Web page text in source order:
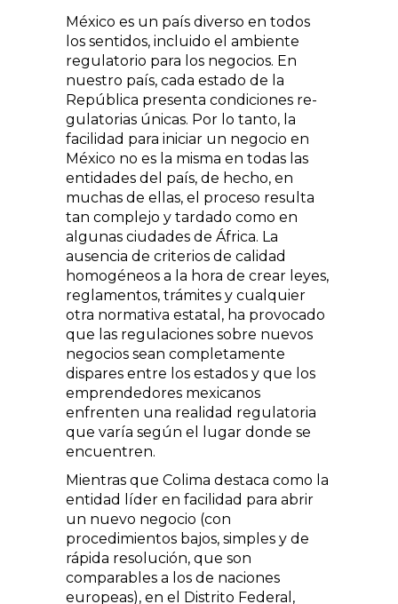
México es un país diverso en todos
los sen­tidos, incluido el ambiente
regulatorio para los negocios. En
nuestro país, cada estado de la
República presenta condiciones re­
gulatorias únicas. Por lo tanto, la
facilidad para iniciar un negocio en
México no es la misma en todas las
entidades del país, de hecho, en
muchas de ellas, el proceso resul­ta
tan complejo y tardado como en
algunas ciudades de África. La
ausencia de criterios de calidad
homogéneos a la hora de crear leyes,
reglamentos, trámites y cualquier
otra normativa estatal, ha provocado
que las regulaciones sobre nuevos
negocios sean completamente
dispares entre los estados y que los
emprendedores mexica­nos
enfrenten una realidad regulatoria
que varía según el lugar donde se
encuentren.
Mientras que Colima destaca como la
entidad líder en facilidad para abrir
un nuevo negocio (con
procedimientos bajos, simples y de
rápida resolución, que son
comparables a los de naciones
europeas), en el Distrito Federal,